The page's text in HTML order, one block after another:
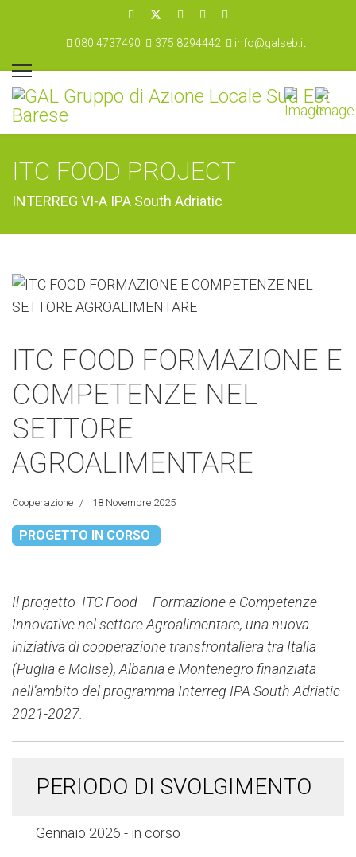
080 4737490 375 8294442 info@galseb.it
ITC FOOD PROJECT
INTERREG VI-A IPA South Adriatic
ITC FOOD FORMAZIONE E
COMPETENZE NEL
SETTORE
AGROALIMENTARE
Cooperazione 18 Novembre 2025
PROGETTO IN CORSO
Il progetto ITC Food – Formazione e Competenze
Innovative nel settore Agroalimentare, una nuova
iniziativa di cooperazione transfrontaliera tra Italia
(Puglia e Molise), Albania e Montenegro finanziata
nell’ambito del programma Interreg IPA South Adriatic
2021-2027.
PERIODO DI SVOLGIMENTO
Gennaio 2026 - in corso